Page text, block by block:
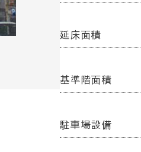
延床面積
基準階面積
駐車場設備